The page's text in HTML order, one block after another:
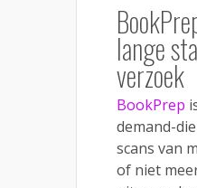
lange
verzoek
BookPrep
demand-
scans van
of niet